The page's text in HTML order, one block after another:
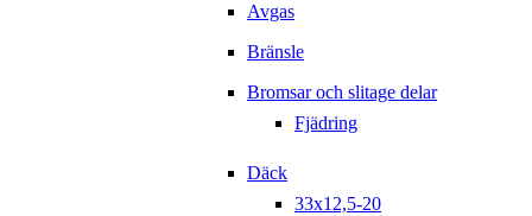
Avgas
Bränsle
Bromsar och slitage delar
Fjädring
Däck
33x12,5-20